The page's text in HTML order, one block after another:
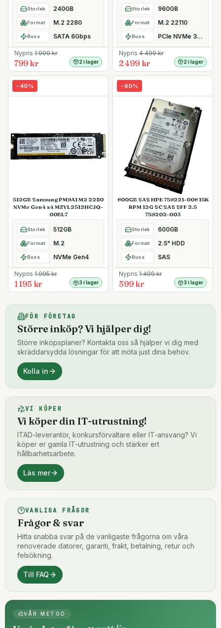
Storlek 240GB
Format M.2 2280
Buss SATA 6Gbps
Nypris 1 999kr
799 kr 2 i lager
Storlek 960GB
Format M.2 22110
Buss PCIe NVMe 3.0 x4
Nypris 4 499kr
2 499 kr 2 i lager
- 40%
512GB Samsung PM9A1 M2 2280
NVMe Gen4 x4 MZVL2512HCJQ-
00BL7
Storlek 512GB
Format M.2
Buss NVMe Gen4
Nypris 1 995kr
1 195 kr 3 i lager
- 60%
600GB SAS HPE 759221-006 15K
RPM 12G SC SAS SFF 2.5
759202-003
Storlek 600GB
Format 2.5" HDD
Buss SAS
Nypris 1 499kr
599 kr 3 i lager
FÖR FÖRETAG
Större inköp? Vi hjälper dig!
Större inköpsplaner? Kontakta oss så hjälper vi dig med
skräddarsydda lösningar för att möta just dina behov.
Kolla in
VI KÖPER
Vi köper din IT-utrustning!
ITAD-leverantör, konkursförvaltare eller IT-ansvarig? Vi
köper er gamla IT-utrustning och stärker ert
hållbarhetsarbete.
Läs mer
VANLIGA FRÅGOR
Frågor & svar
Hitta snabba svar på de vanligaste frågorna om våra
renoverade datorer, garanti, frakt, betalning, retur och
felsökning.
Till FAQ
VÅR METOD